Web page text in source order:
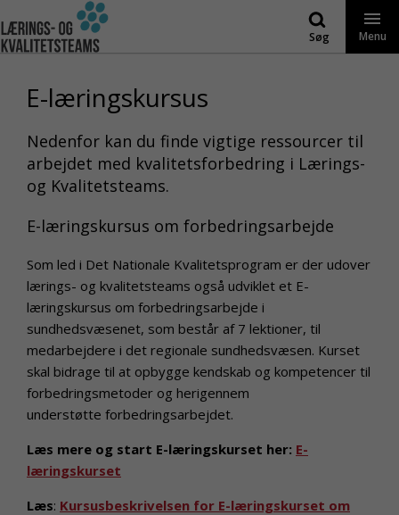
til
indhold
Søg Menu
E-læringskursus
Nedenfor kan du finde vigtige ressourcer til
arbejdet med kvalitetsforbedring i Lærings-
og Kvalitetsteams.
E-læringskursus om forbedringsarbejde
Som led i Det Nationale Kvalitetsprogram er der udover
lærings- og kvalitetsteams også udviklet et E-
læringskursus om forbedringsarbejde i
sundhedsvæsenet, som består af 7 lektioner, til
medarbejdere i det regionale sundhedsvæsen. Kurset
skal bidrage til at opbygge kendskab og kompetencer til
forbedringsmetoder og herigennem
understøtte forbedringsarbejdet.
Læs mere og start E-læringskurset her: E-
læringskurset
Læs: Kursusbeskrivelsen for E-læringskurset om